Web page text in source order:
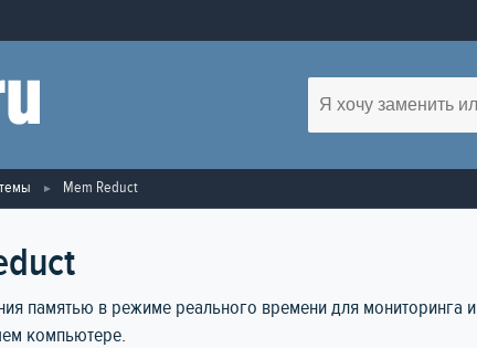
Mem Reduct
памятью в режиме реального времени для мониторинга и
компьютере.